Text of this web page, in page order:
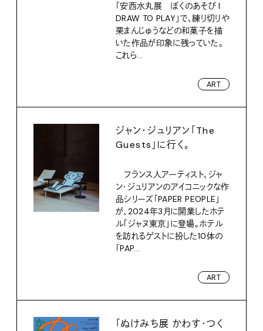
「安西水丸展 ぼくのあそび I
DRAW TO PLAY」で、練り切りや
栗まんじゅうなどの和菓子を描
いた作品が印象に残っていた。
これら...
ART
ジャン・ジュリアン「The
Guests」に行く。
フランス人アーティスト、ジャ
ン・ジュリアンのアイコニックな作
品シリーズ「PAPER PEOPLE」
が、2024年3月に開業したホテ
ル「ジャヌ東京」に登場。ホテル
を訪れるゲストに扮した10体の
「PAP...
ART
「ぬけみち展 かわす・つく